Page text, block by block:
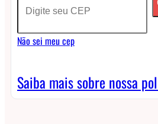
Fresh
Mango
quantidade
Não sei meu cep
Saiba mais sobre nossa